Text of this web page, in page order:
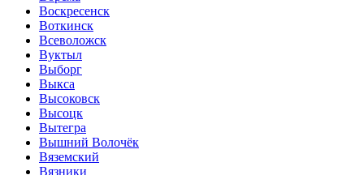
Воскресенск
Воткинск
Всеволожск
Вуктыл
Выборг
Выкса
Высоковск
Высоцк
Вытегра
Вышний Волочёк
Вяземский
Вязники